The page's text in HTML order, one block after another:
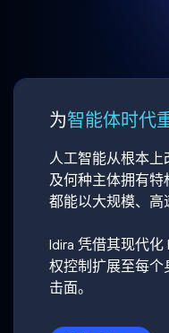
为智能体时代
人工智能从根本
及何种主体拥有
都能以大规模、高
Idira 凭借其现代
权控制扩展至每个
击面。